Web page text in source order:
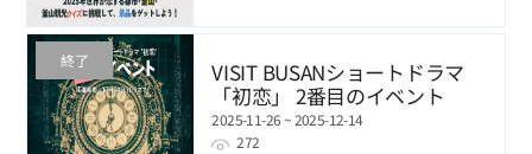
終了
VISIT BUSANショートドラマ
「初恋」 2番目のイベント
2025-11-26 ~ 2025-12-14
272